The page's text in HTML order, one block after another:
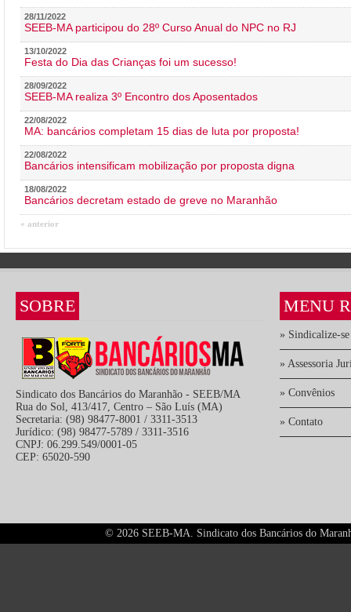
28/11/2022
SEEB-MA participou do 28º Curso Anual do NPC no RJ
13/10/2022
Festa do Dia das Crianças foi um sucesso!
28/09/2022
SEEB-MA realiza 3º Encontro dos Aposentados
22/08/2022
MA: bancários completam 15 dias de luta por proposta!
22/08/2022
Bancários intensificam mobilização por proposta digna
18/08/2022
Bancários decretam estado de greve no Maranhão
« anterior
SOBRE
Sindicato dos Bancários do Maranhão - SEEB/MA
Rua do Sol, 413/417, Centro – São Luís (MA)
Secretaria: (98) 98477-8001 / 3311-3513
Jurídico: (98) 98477-5789 / 3311-3516
CNPJ: 06.299.549/0001-05
CEP: 65020-590
MENU
» Sindicalize-se
» Assessoria
» Convênios
» Contato
© 2026 SEEB-MA. Sindicato dos Bancários do